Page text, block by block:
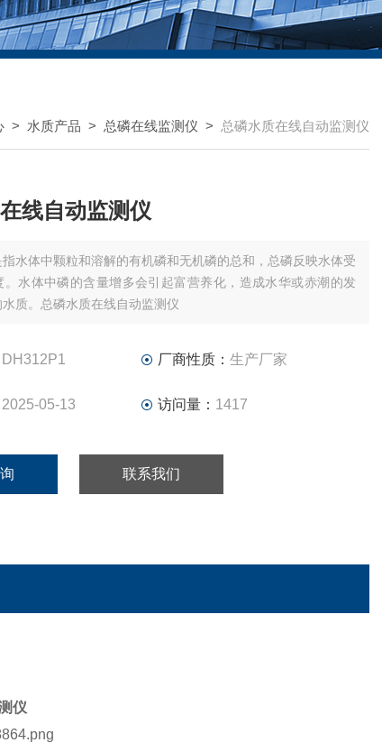
> 水质产品 > 总磷在线监测仪 > 总磷水质在线自动监测仪
线自动监测仪
指水体中颗粒和溶解的有机磷和无机磷的总和，总磷反映水体受
。水体中磷的含量增多会引起富营养化，造成水华或赤潮的发
质。总磷水质在线自动监测仪
DH312P1 厂商性质： 生产厂家
2025-05-13 访问量： 1417
联系我们
仪